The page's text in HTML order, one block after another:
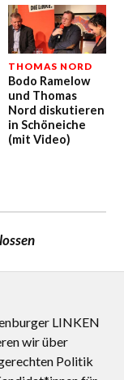
THOMAS NORD
Bodo Ramelow
und Thomas
Nord diskutieren
in Schöneiche
(mit Video)
LINKEN
wir über
Politik